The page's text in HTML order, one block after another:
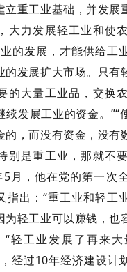
立重工业基础，并发展
大力发展轻工业和使
的发展，才能供给工
的发展扩大市场。只有
的大量工业品，交换
续发展工业的资金。”“
的，而没有资金，没有
别是重工业，那就不
5月，他在党的第一次
指出：“重工业和轻工
为轻工业可以赚钱，也
“轻工业发展了再来
经过10年经济建设计